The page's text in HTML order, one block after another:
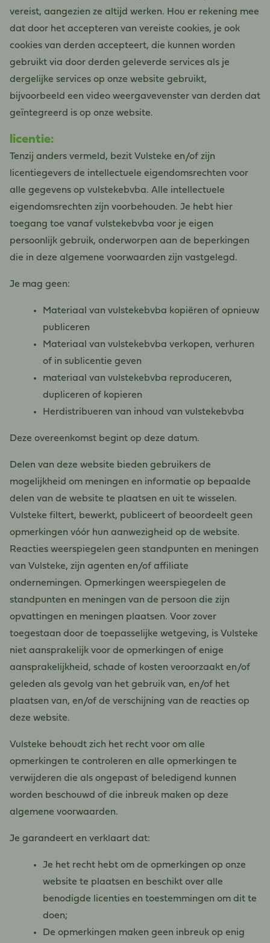
vereist, aangezien ze altijd werken. Hou er rekening mee
dat door het accepteren van vereiste cookies, je ook
cookies van derden accepteert, die kunnen worden
gebruikt via door derden geleverde services als je
dergelijke services op onze website gebruikt,
bijvoorbeeld een video weergavevenster van derden dat
geïntegreerd is op onze website.
licentie:
Tenzij anders vermeld, bezit Vulsteke en/of zijn
licentiegevers de intellectuele eigendomsrechten voor
alle gegevens op vulstekebvba. Alle intellectuele
eigendomsrechten zijn voorbehouden. Je hebt hier
toegang toe vanaf vulstekebvba voor je eigen
persoonlijk gebruik, onderworpen aan de beperkingen
die in deze algemene voorwaarden zijn vastgelegd.
Je mag geen:
Materiaal van vulstekebvba kopiëren of opnieuw
publiceren
Materiaal van vulstekebvba verkopen, verhuren
of in sublicentie geven
materiaal van vulstekebvba reproduceren,
dupliceren of kopieren
Herdistribueren van inhoud van vulstekebvba
Deze overeenkomst begint op deze datum.
Delen van deze website bieden gebruikers de
mogelijkheid om meningen en informatie op bepaalde
delen van de website te plaatsen en uit te wisselen.
Vulsteke filtert, bewerkt, publiceert of beoordeelt geen
opmerkingen vóór hun aanwezigheid op de website.
Reacties weerspiegelen geen standpunten en meningen
van Vulsteke, zijn agenten en/of affiliate
ondernemingen. Opmerkingen weerspiegelen de
standpunten en meningen van de persoon die zijn
opvattingen en meningen plaatsen. Voor zover
toegestaan ​​door de toepasselijke wetgeving, is Vulsteke
niet aansprakelijk voor de opmerkingen of enige
aansprakelijkheid, schade of kosten veroorzaakt en/of
geleden als gevolg van het gebruik van, en/of het
plaatsen van, en/of de verschijning van de reacties op
deze website.
Vulsteke behoudt zich het recht voor om alle
opmerkingen te controleren en alle opmerkingen te
verwijderen die als ongepast of beledigend kunnen
worden beschouwd of die inbreuk maken op deze
algemene voorwaarden.
Je garandeert en verklaart dat:
Je het recht hebt om de opmerkingen op onze
website te plaatsen en beschikt over alle
benodigde licenties en toestemmingen om dit te
doen;
De opmerkingen maken geen inbreuk op enig